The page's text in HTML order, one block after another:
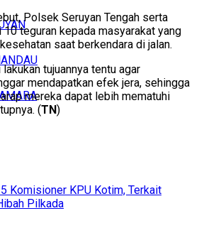
Polsek Seruyan Tengah serta
teguran kepada masyarakat yang
saat berkendara di jalan.
tujuannya tentu agar
mendapatkan efek jera, sehingga
mereka dapat lebih mematuhi
(TN)